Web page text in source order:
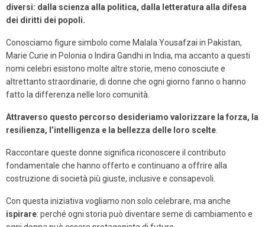
diversi: dalla scienza alla politica, dalla letteratura alla difesa
dei diritti dei popoli.
Conosciamo figure simbolo come Malala Yousafzai in Pakistan,
Marie Curie in Polonia o Indira Gandhi in India, ma accanto a questi
nomi celebri esistono molte altre storie, meno conosciute e
altrettanto straordinarie, di donne che ogni giorno fanno o hanno
fatto la differenza nelle loro comunità.
Attraverso questo percorso desideriamo valorizzare la forza, la
resilienza, l’intelligenza e la bellezza delle loro scelte.
Raccontare queste donne significa riconoscere il contributo
fondamentale che hanno offerto e continuano a offrire alla
costruzione di società più giuste, inclusive e consapevoli.
Con questa iniziativa vogliamo non solo celebrare, ma anche
ispirare: perché ogni storia può diventare seme di cambiamento e